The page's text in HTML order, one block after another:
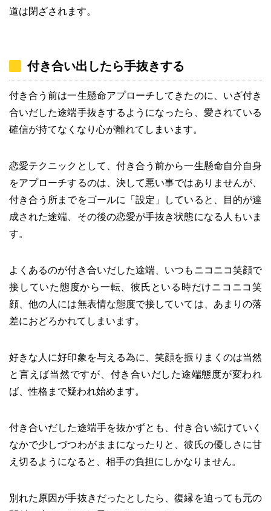
道は閉ざされます。
付き合い出したら手抜きする
付き合う前は一生懸命アプローチしてきたのに、いざ付き
合いだした途端手抜きするようになったら、愛されている
確信が持てなくなり心が離れてしまいます。
恋愛テクニックとして、付き合う前から一生懸命自分自身
をアプローチするのは、決して悪い事ではありませんが、
付き合う所までをゴールに「設定」していると、目的が達
成された途端、その後の恋愛が手抜き状態になる人もいま
す。
よくあるのが付き合いだした途端、いつもニコニコ笑顔で
接していた態度から一転、彼氏といる時だけニコニコ笑
顔、他の人には無表情な態度で接していては、あまりの落
差におどろかれてしまいます。
好きな人に好印象を与える為に、笑顔を振りまくのは当然
と言えば当然ですが、付き合いだした途端態度が変われ
ば、性格まで疑われ始めます。
付き合いだした途端手を抜かずとも、付き合い続けていく
なかで少しづつわがままになったりと、彼氏の優しさに甘
え切るようになると、相手の負担にしかなりません。
別れた原因が手抜きだったとしたら、復縁を迫っても元の